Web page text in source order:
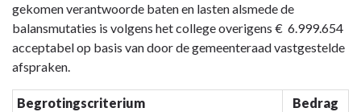
gekomen verantwoorde baten en lasten alsmede de
balansmutaties is volgens het college overigens € 6.999.654
acceptabel op basis van door de gemeenteraad vastgestelde
afspraken.
Begrotingscriterium
Bedrag